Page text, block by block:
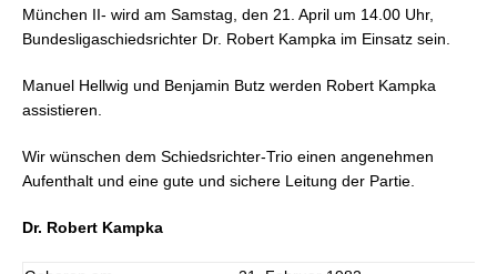
München II- wird am Samstag, den 21. April um 14.00 Uhr,
Bundesligaschiedsrichter Dr. Robert Kampka im Einsatz sein.
Manuel Hellwig und Benjamin Butz werden Robert Kampka
assistieren.
Wir wünschen dem Schiedsrichter-Trio einen angenehmen
Aufenthalt und eine gute und sichere Leitung der Partie.
Dr. Robert Kampka